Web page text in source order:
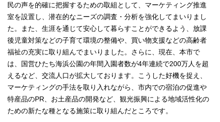
民の声を的確に把握するための取組として、マーケティング推進
室を設置し、潜在的なニーズの調査・分析を強化してまいりまし
た。また、生涯を通じて安心して暮らすことができるよう、放課
後児童対策などの子育て環境の整備や、買い物支援などの高齢者
福祉の充実に取り組んでまいりました。さらに、現在、本市で
は、国営ひたち海浜公園の年間入園者数が4年連続で200万人を超
えるなど、交流人口が拡大しております。こうした好機を捉え、
マーケティングの手法を取り入れながら、市内での宿泊の促進や
特産品のPR、お土産品の開発など、観光振興による地域活性化の
ための新たな種となる施策に取り組んだところです。